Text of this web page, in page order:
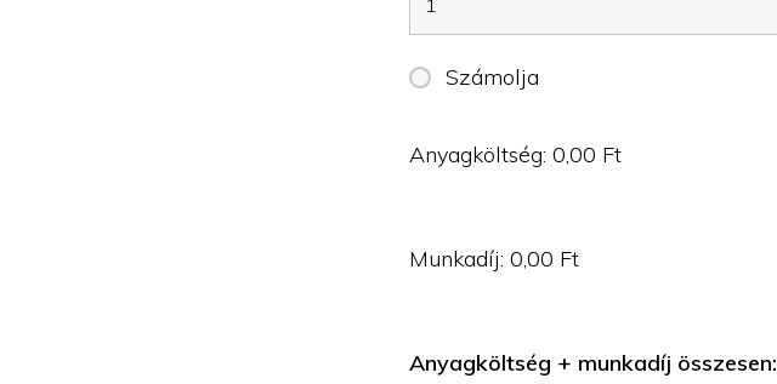
Számolja
Anyagköltség: 0,00 Ft
Munkadíj: 0,00 Ft
Anyagköltség + munkadíj összesen: